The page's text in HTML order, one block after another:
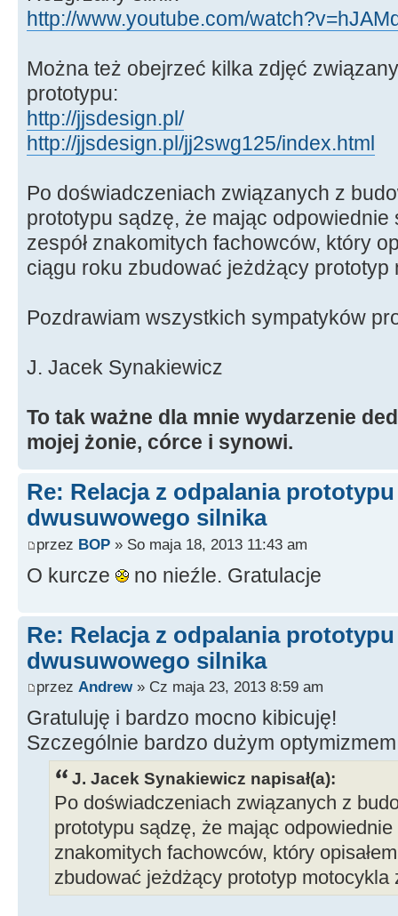
http://www.youtube.com/
Można też obejrzeć kilka zdjęć
prototypu:
http://jjsdesign.pl/
http://jjsdesign.pl/jj2swg125/index.html
Po doświadczeniach związanych z
prototypu sądzę, że mając odpowiednie
zespół znakomitych fachowców, który
ciągu roku zbudować jeżdżący prototyp
Pozdrawiam wszystkich sympatyków
J. Jacek Synakiewicz
To tak ważne dla mnie wydarzenie
mojej żonie, córce i synowi.
Re: Relacja z odpalania
dwusuwowego silnika
przez BOP » So maja 18, 2013 11:43 am
O kurcze no nieźle. Gratulacje
Re: Relacja z odpalania
dwusuwowego silnika
przez Andrew» Cz maja 23, 2013 8:59 am
Gratuluję i bardzo mocno kibicuję!
Szczególnie bardzo dużym
J. Jacek Synakiewicz napisał(a):
Po doświadczeniach związanych z
prototypu sądzę, że mając
znakomitych fachowców, który
zbudować jeżdżący prototyp motocykla